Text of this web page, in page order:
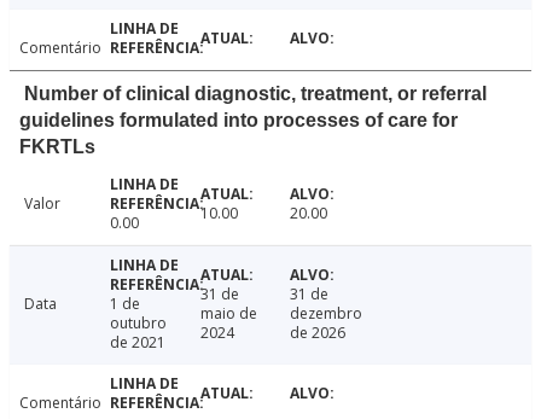
Comentário
Number of clinical diagnostic, treatment, or referral
guidelines formulated into processes of care for
FKRTLs
Valor
0.00
10.00 20.00
Data
1 de
outubro
de 2021
31 de
maio de
2024
31 de
dezembro
de 2026
Comentário